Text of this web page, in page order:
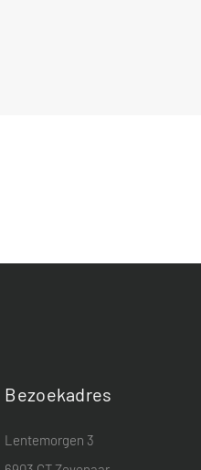
Bezoekadres
Lentemorgen 3